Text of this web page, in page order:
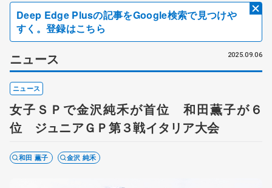
Deep Edge Plusの記事をGoogle検索で見つけや
すく。登録はこちら
ニュース 2025.09.06
ニュース
女子ＳＰで金沢純禾が首位 和田薫子が６
位 ジュニアＧＰ第３戦イタリア大会
和田 薫子 金沢 純禾